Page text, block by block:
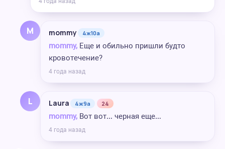
M mommy 4ж10а
mommy, Еще и обильно пришли будто
кровотечение?
4 года назад
L Laura 4ж9а 24
mommy, Вот вот… черная еще…
4 года назад